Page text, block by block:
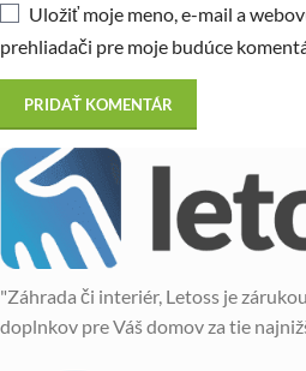
Uložiť moje meno, e-mail a
prehliadači pre moje budúce
"Záhrada či interiér, Letoss je
doplnkov pre Váš domov za tie